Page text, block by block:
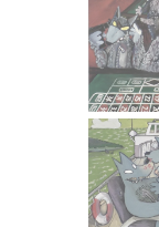
u, ili točnije na,
su obješene
prozora. Sam
prvotno
rada. On se
se zna da je
zgradi, i
isključivo o
reklamne